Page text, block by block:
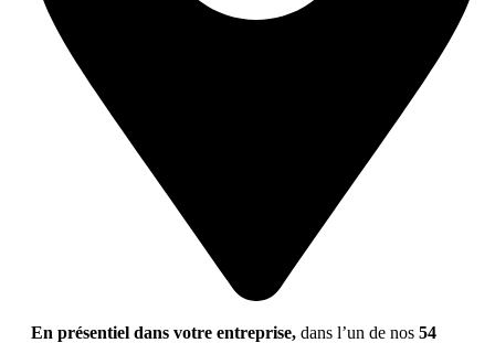
En présentiel dans votre entreprise, dans l’un de nos 54